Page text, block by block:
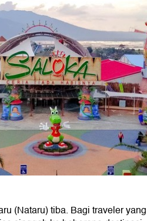
(Nataru) tiba. Bagi traveler yang